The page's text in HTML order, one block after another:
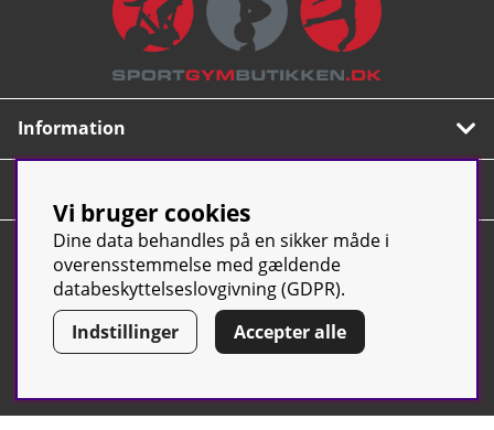
Information
Nyhedsbrev
Tilmeld dig vores populære nyhedsbrev. Indeholder
tips, nyheder og vores allerbedste tilbud.
OK
Vi bruger cookies
Dine data behandles på en sikker måde i
overensstemmelse med gældende
databeskyttelseslovgivning (GDPR).
Indstillinger
Accepter alle